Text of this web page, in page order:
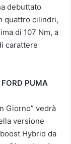
debuttato
quattro cilindri,
di 107 Nm, a
carattere
FORD PUMA
Giorno” vedrà
versione
Hybrid da